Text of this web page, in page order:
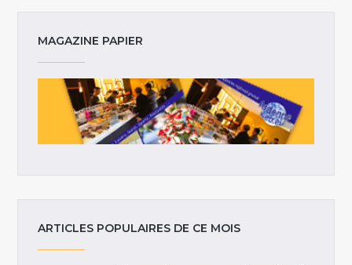
MAGAZINE PAPIER
ARTICLES POPULAIRES DE CE MOIS